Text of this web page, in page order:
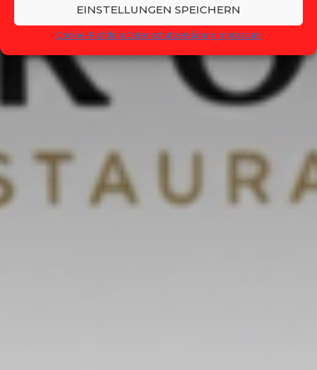
EINSTELLUNGEN SPEICHERN
Cookie-Richtlinie Datenschutzerklärung Impressum